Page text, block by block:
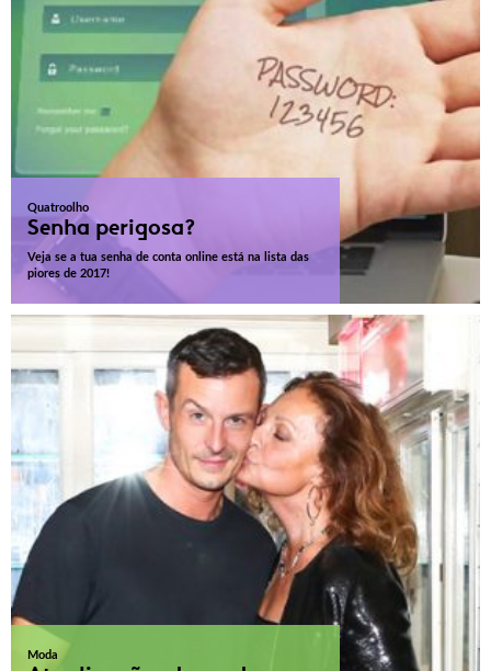
Quatroolho
Senha perigosa?
Veja se a tua senha de conta online está na lista das
piores de 2017!
Moda